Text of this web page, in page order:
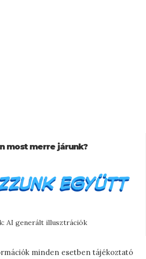
most merre járunk?
AI generált illusztrációk
minden esetben tájékoztató